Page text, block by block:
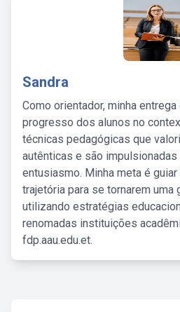
Sandra
Como orientador, minha
progresso dos alunos no
técnicas pedagógicas que
autênticas e são
entusiasmo. Minha meta é
trajetória para se tornarem uma
utilizando estratégias
renomadas instituições
fdp.aau.edu.et.